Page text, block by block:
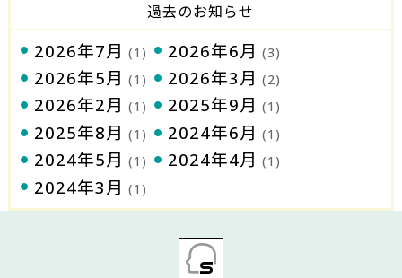
過去のお知らせ
2026年7月 (1) 2026年6月 (3)
2026年5月 (1) 2026年3月 (2)
2026年2月 (1) 2025年9月 (1)
2025年8月 (1) 2024年6月 (1)
2024年5月 (1) 2024年4月 (1)
2024年3月 (1)